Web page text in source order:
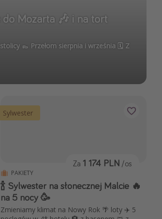
Mozarta 🎶 i na tort
👞 Przełom sierpnia i września 🗓️ Z
Sylwester
PAKIETY
🍾 Sylwester na słonecznej Malcie 🔥
na 5 nocy 🥳
Zmieniamy klimat na Nowy Rok 🌴 loty ✈️ 5
Za 1 174 PLN /os